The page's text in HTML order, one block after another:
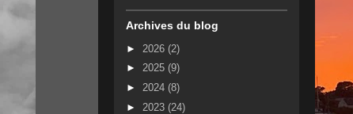
Archives du blog
► 2026 (2)
► 2025 (9)
► 2024 (8)
► 2023 (24)